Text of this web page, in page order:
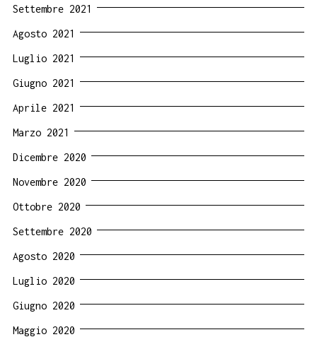
Settembre 2021
Agosto 2021
Luglio 2021
Giugno 2021
Aprile 2021
Marzo 2021
Dicembre 2020
Novembre 2020
Ottobre 2020
Settembre 2020
Agosto 2020
Luglio 2020
Giugno 2020
Maggio 2020